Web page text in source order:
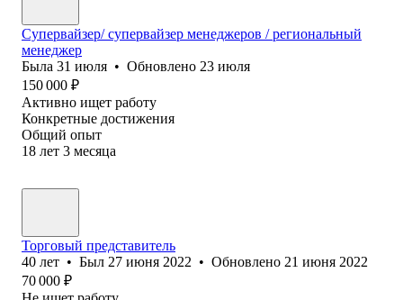
Супервайзер/ супервайзер менеджеров / региональный
менеджер
Была 31 июля • Обновлено 23 июля
150 000 ₽
Активно ищет работу
Конкретные достижения
Общий опыт
18 лет 3 месяца
Торговый представитель
40 лет • Был 27 июня 2022 • Обновлено 21 июня 2022
70 000 ₽